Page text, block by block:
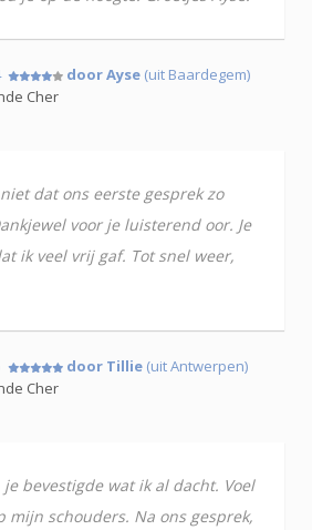
door Ayse (uit Baardegem)
Cher
dat ons eerste gesprek zo
voor je luisterend oor. Je
ik veel vrij gaf. Tot snel weer,
door Tillie (uit Antwerpen)
Cher
bevestigde wat ik al dacht. Voel
mijn schouders. Na ons gesprek,